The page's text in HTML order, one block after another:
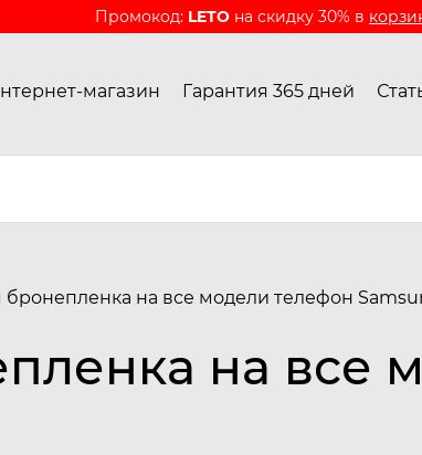
Промокод: LETO на скидку 30% в
магазин Гарантия 365 дней
на все модели телефон
на все